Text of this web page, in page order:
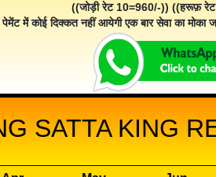
((जोड़ी रेट 10=960/-)) ((हरूफ़
में कोई दिक्कत नहीं आयेगी एक बार सेवा का मोका
SATTA KING